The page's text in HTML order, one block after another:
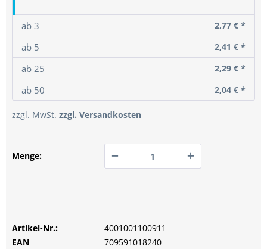
ab 3 2,77 € *
ab 5 2,41 € *
ab 25 2,29 € *
ab 50 2,04 € *
zzgl. MwSt. zzgl. Versandkosten
Menge:
PREIS ANFRAGEN
Artikel-Nr.:
4001001100911
EAN
709591018240